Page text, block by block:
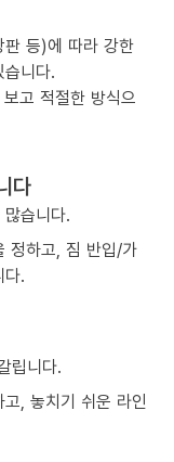
등)에 따라 강한
니다.
고 적절한 방식으
다
습니다.
정하고, 짐 반입/가
.
립니다.
, 놓치기 쉬운 라인